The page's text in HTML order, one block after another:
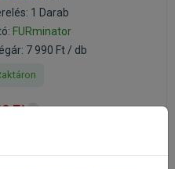
1 Darab
FURminator
7 990 Ft / db
Ft